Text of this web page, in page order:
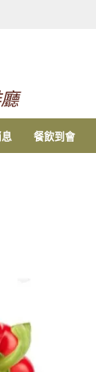
餐飲到會